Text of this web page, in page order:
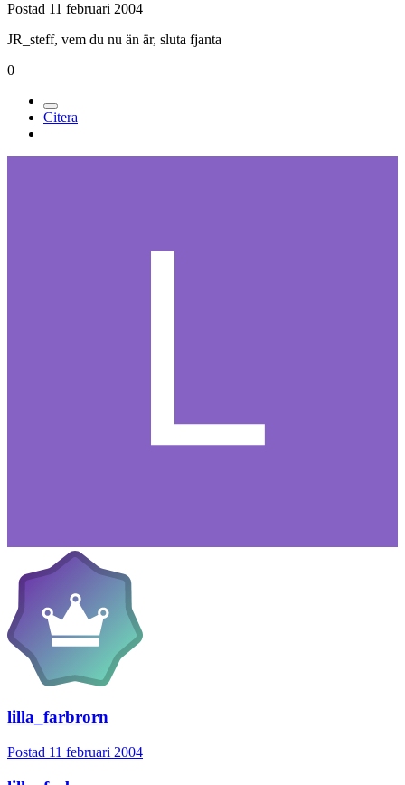
Postad 11 februari 2004
JR_steff, vem du nu än är, sluta fjanta
0
Citera
lilla_farbrorn
Postad 11 februari 2004